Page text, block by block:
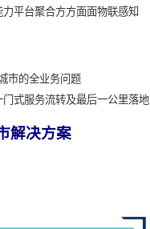
力平台聚合方方面面物联感知
市的全业务问题
门式服务流转及最后一公里落地
解决方案